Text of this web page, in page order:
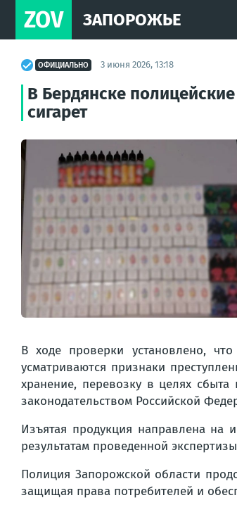
ZOV ЗАПОРОЖЬЕ
ОФИЦИАЛЬНО 3 июня 2026, 13:18
В Бердянске
сигарет
В ходе проверки установлено,
усматриваются признаки
хранение, перевозку в целях
законодательством Российской
Изъятая продукция направлена на
результатам проведенной
Полиция Запорожской области
защищая права потребителей и